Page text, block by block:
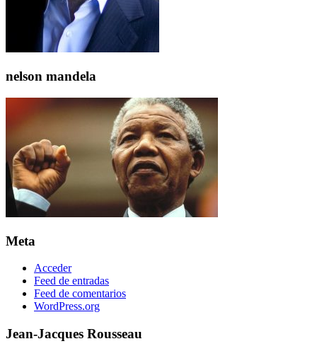
nelson mandela
Meta
Acceder
Feed de entradas
Feed de comentarios
WordPress.org
Jean-Jacques Rousseau